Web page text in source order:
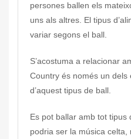
persones ballen els
uns als altres. El tipus
variar segons el ball.
S’acostuma a relacionar
Country és només un dels
d’aquest tipus de ball.
Es pot ballar amb tot tipus
podria ser la música celta,